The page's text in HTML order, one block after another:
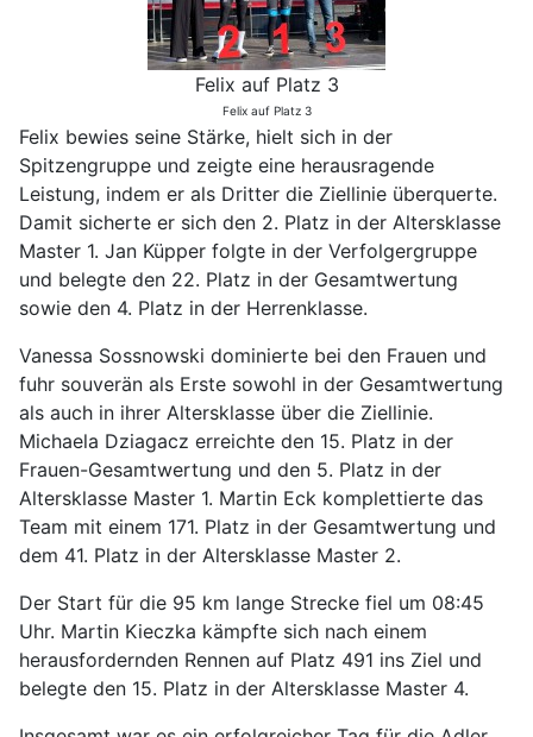
Felix auf Platz 3
Felix auf Platz 3
Felix bewies seine Stärke, hielt sich in der
Spitzengruppe und zeigte eine herausragende
Leistung, indem er als Dritter die Ziellinie überquerte.
Damit sicherte er sich den 2. Platz in der Altersklasse
Master 1. Jan Küpper folgte in der Verfolgergruppe
und belegte den 22. Platz in der Gesamtwertung
sowie den 4. Platz in der Herrenklasse.
Vanessa Sossnowski dominierte bei den Frauen und
fuhr souverän als Erste sowohl in der Gesamtwertung
als auch in ihrer Altersklasse über die Ziellinie.
Michaela Dziagacz erreichte den 15. Platz in der
Frauen-Gesamtwertung und den 5. Platz in der
Altersklasse Master 1. Martin Eck komplettierte das
Team mit einem 171. Platz in der Gesamtwertung und
dem 41. Platz in der Altersklasse Master 2.
Der Start für die 95 km lange Strecke fiel um 08:45
Uhr. Martin Kieczka kämpfte sich nach einem
herausfordernden Rennen auf Platz 491 ins Ziel und
belegte den 15. Platz in der Altersklasse Master 4.